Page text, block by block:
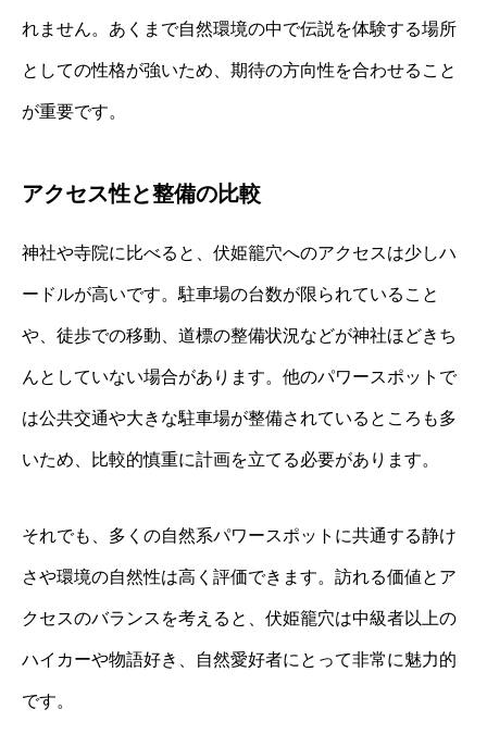
れません。あくまで自然環境の中で伝説を体験する場所
としての性格が強いため、期待の方向性を合わせること
が重要です。
アクセス性と整備の比較
神社や寺院に比べると、伏姫籠穴へのアクセスは少しハ
ードルが高いです。駐車場の台数が限られていること
や、徒歩での移動、道標の整備状況などが神社ほどきち
んとしていない場合があります。他のパワースポットで
は公共交通や大きな駐車場が整備されているところも多
いため、比較的慎重に計画を立てる必要があります。
それでも、多くの自然系パワースポットに共通する静け
さや環境の自然性は高く評価できます。訪れる価値とア
クセスのバランスを考えると、伏姫籠穴は中級者以上の
ハイカーや物語好き、自然愛好者にとって非常に魅力的
です。